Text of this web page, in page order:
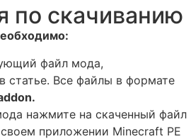
по скачиванию
файл мода,
статье. Все файлы в формате
нажмите на скаченный файл
приложении Minecraft PE